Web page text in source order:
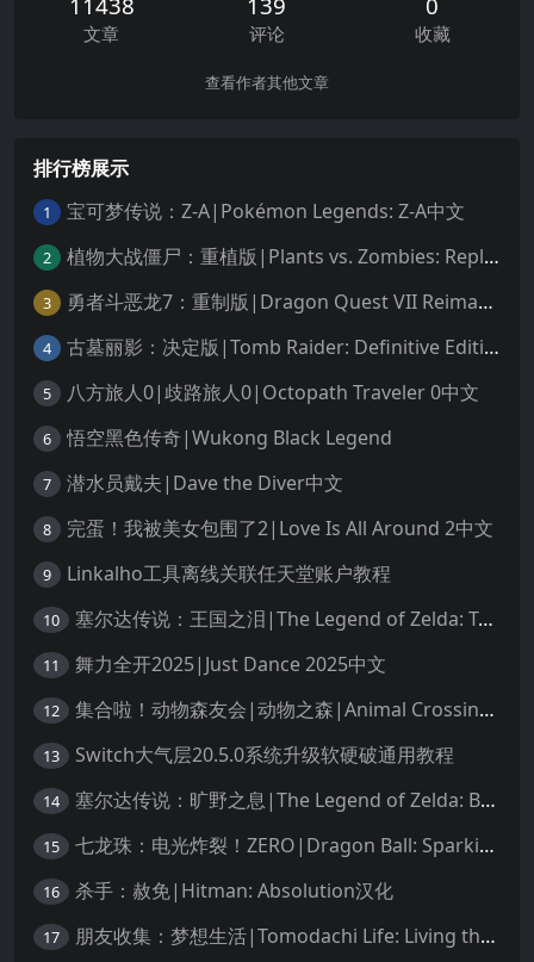
文章 评论 收藏
查看作者其他文章
排行榜展示
1 宝可梦传说：Z-A|Pokémon Legends: Z-A中文
2 植物大战僵尸：重植版|Plants vs. Zombies: Replanted中文
3 勇者斗恶龙7：重制版|Dragon Quest VII Reimagined中文
4 古墓丽影：决定版|Tomb Raider: Definitive Edition中文
5 八方旅人0|歧路旅人0|Octopath Traveler 0中文
6 悟空黑色传奇|Wukong Black Legend
7 潜水员戴夫|Dave the Diver中文
8 完蛋！我被美女包围了2|Love Is All Around 2中文
9 Linkalho工具离线关联任天堂账户教程
10 塞尔达传说：王国之泪|The Legend of Zelda: Tears of the Kingdom中文
11 舞力全开2025|Just Dance 2025中文
12 集合啦！动物森友会|动物之森|Animal Crossing: New Horizons中文
13 Switch大气层20.5.0系统升级软硬破通用教程
14 塞尔达传说：旷野之息|The Legend of Zelda: Breath of the Wild中文
15 七龙珠：电光炸裂！ZERO|Dragon Ball: Sparking! Zero中文
16 杀手：赦免|Hitman: Absolution汉化
17 朋友收集：梦想生活|Tomodachi Life: Living the Dream中文